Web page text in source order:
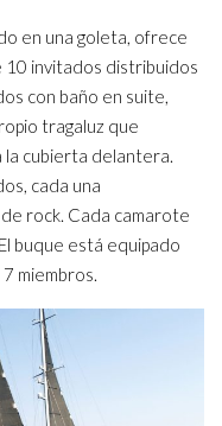
en una goleta, ofrece
10 invitados distribuidos
con baño en suite,
tragaluz que
la cubierta delantera.
cada una
rock. Cada camarote
buque está equipado
miembros.